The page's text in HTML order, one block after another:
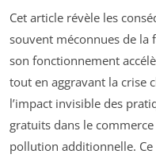
Cet article révèle les
souvent méconnues de
son fonctionnement
tout en aggravant la crise
l’impact invisible des
gratuits dans le
pollution additionnelle.